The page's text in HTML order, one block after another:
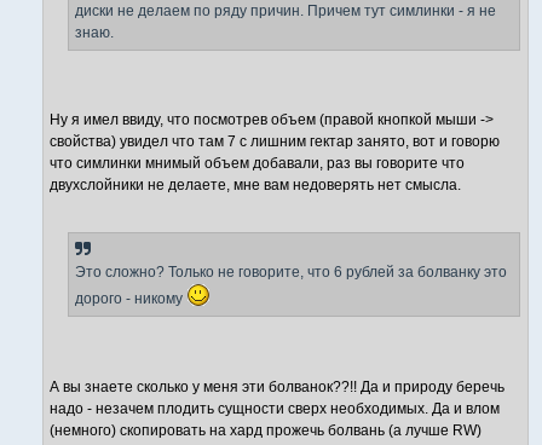
диски не делаем по ряду причин. Причем тут симлинки - я не
знаю.
Ну я имел ввиду, что посмотрев объем (правой кнопкой мыши ->
свойства) увидел что там 7 с лишним гектар занято, вот и говорю
что симлинки мнимый объем добавали, раз вы говорите что
двухслойники не делаете, мне вам недоверять нет смысла.
Это сложно? Только не говорите, что 6 рублей за болванку это
дорого - никому
А вы знаете сколько у меня эти болванок??!! Да и природу беречь
надо - незачем плодить сущности сверх необходимых. Да и влом
(немного) скопировать на хард прожечь болвань (а лучше RW)